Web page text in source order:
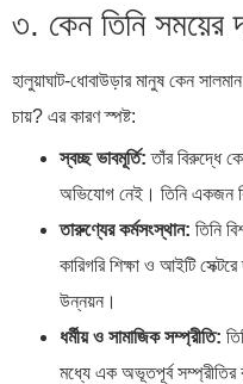
৩. কেন তিনি সময়ের
হালুয়াঘাট-ধোবাউড়ার মানুষ কেন
চায়? এর কারণ স্পষ্ট:
স্বচ্ছ ভাবমূর্তি: তাঁর বিরুদ্ধে
অভিযোগ নেই। তিনি একজন
তারুণ্যের কর্মসংস্থান: তিনি
কারিগরি শিক্ষা ও আইটি
উন্নয়ন।
ধর্মীয় ও সামাজিক সম্প্রীতি:
মধ্যে এক অভূতপূর্ব